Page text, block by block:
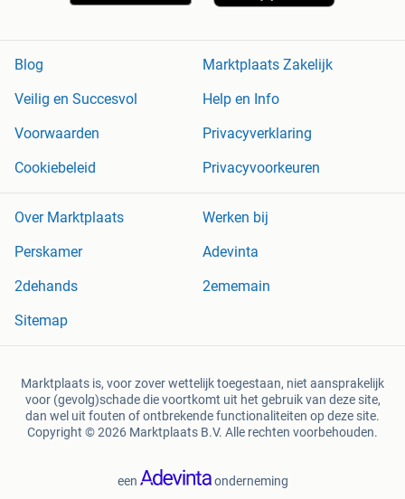
Blog
Marktplaats Zakelijk
Veilig en Succesvol
Help en Info
Voorwaarden
Privacyverklaring
Cookiebeleid
Privacyvoorkeuren
Over Marktplaats
Werken bij
Perskamer
Adevinta
2dehands
2ememain
Sitemap
Marktplaats is, voor zover wettelijk toegestaan, niet aansprakelijk
voor (gevolg)schade die voortkomt uit het gebruik van deze site,
dan wel uit fouten of ontbrekende functionaliteiten op deze site.
Copyright © 2026 Marktplaats B.V. Alle rechten voorbehouden.
een onderneming